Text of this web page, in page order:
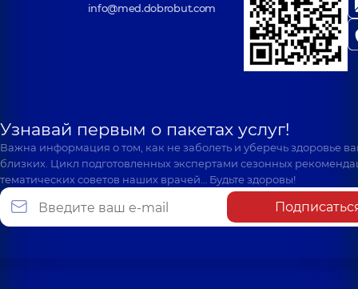
info@med.dobrobut.com
Узнавай первым о пакетах услуг!
Важна информация о том, как не заболеть и уберечь здоровье
близких. Цикл подготовленных экспертами сезонных
тематических советов наших врачей… Будьте здоровы!